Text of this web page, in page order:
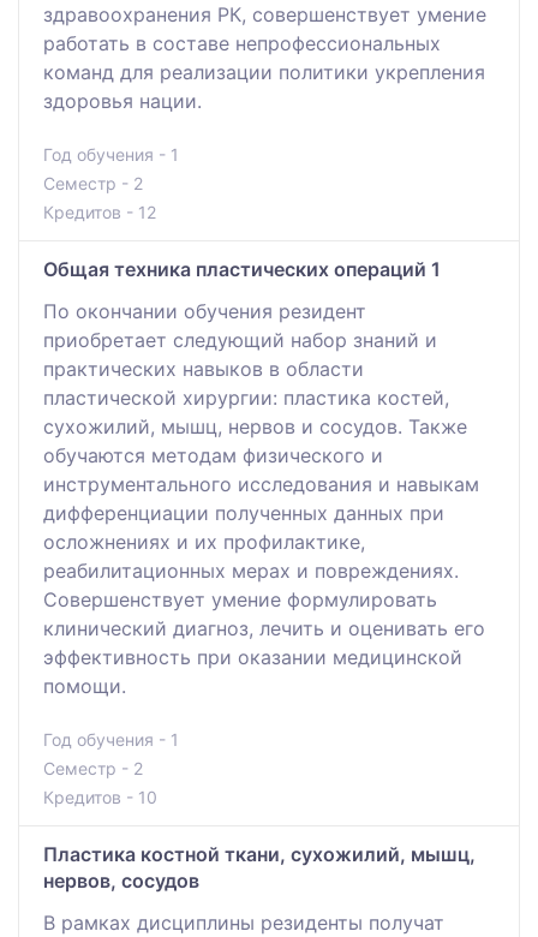
здравоохранения РК, совершенствует умение
работать в составе непрофессиональных
команд для реализации политики укрепления
здоровья нации.
Год обучения - 1
Семестр - 2
Кредитов - 12
Общая техника пластических операций 1
По окончании обучения резидент
приобретает следующий набор знаний и
практических навыков в области
пластической хирургии: пластика костей,
сухожилий, мышц, нервов и сосудов. Также
обучаются методам физического и
инструментального исследования и навыкам
дифференциации полученных данных при
осложнениях и их профилактике,
реабилитационных мерах и повреждениях.
Совершенствует умение формулировать
клинический диагноз, лечить и оценивать его
эффективность при оказании медицинской
помощи.
Год обучения - 1
Семестр - 2
Кредитов - 10
Пластика костной ткани, сухожилий, мышц,
нервов, сосудов
В рамках дисциплины резиденты получат